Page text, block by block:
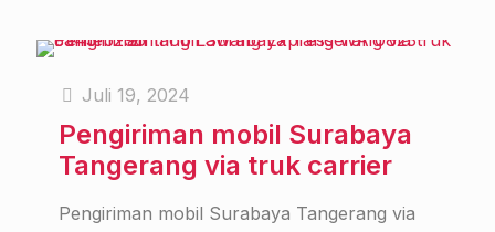
Juli 19, 2024
Pengiriman mobil Surabaya
Tangerang via truk carrier
Pengiriman mobil Surabaya Tangerang via